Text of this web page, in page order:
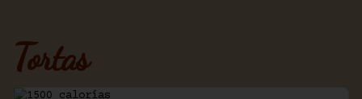
Tortas